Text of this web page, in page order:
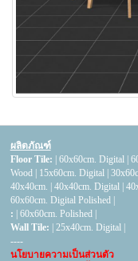
ผลิตภัณฑ์
Floor Tile:
60x60cm. Digital|
Wood| 15x60cm. Digital|
40x40cm.
40x40cm. Digital|
60x60cm. Digital Polished|
:
60x60cm. Polished|
Wall Tile:
25x40cm. Digital|
----
นโยบายความเป็นส่วนตัว